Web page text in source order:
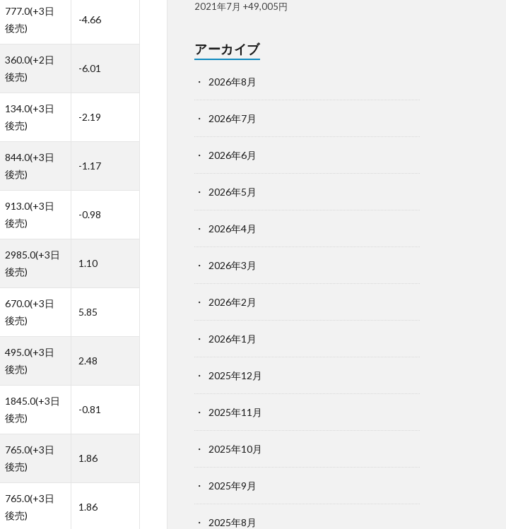
777.0(+3日
後売)
-4.66
360.0(+2日
後売)
-6.01
134.0(+3日
後売)
-2.19
844.0(+3日
後売)
-1.17
913.0(+3日
後売)
-0.98
2985.0(+3日
後売)
1.10
670.0(+3日
後売)
5.85
495.0(+3日
後売)
2.48
1845.0(+3日
後売)
-0.81
765.0(+3日
後売)
1.86
765.0(+3日
後売)
1.86
2021年7月 +49,005円
アーカイブ
2026年8月
2026年7月
2026年6月
2026年5月
2026年4月
2026年3月
2026年2月
2026年1月
2025年12月
2025年11月
2025年10月
2025年9月
2025年8月